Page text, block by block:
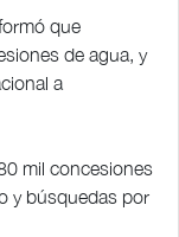
que
de agua, y
a
mil concesiones
y búsquedas por